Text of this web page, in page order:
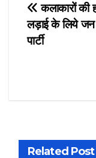
Post
कलाकारों की
लड़ाई के लिये जन
पार्टी
Related Post